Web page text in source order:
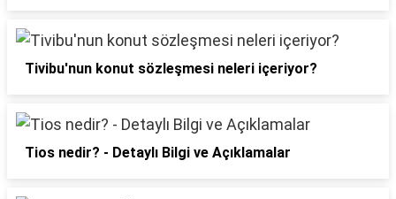
Tivibu'nun konut sözleşmesi neleri içeriyor?
Tios nedir? - Detaylı Bilgi ve Açıklamalar